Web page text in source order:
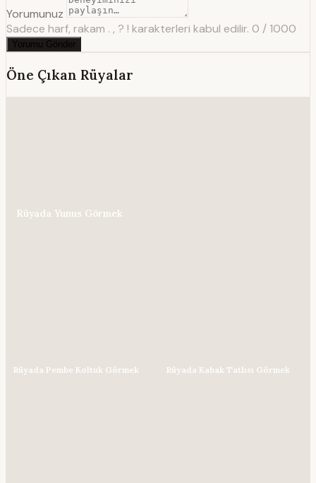
Yorumunuz
Sadece harf, rakam . , ? ! karakterleri kabul edilir. 0 / 1000
Yorumu Gönder
Öne Çıkan Rüyalar
Rüyada Yunus Görmek
Rüyada Pembe Koltuk Görmek Rüyada Kabak Tatlısı Görmek